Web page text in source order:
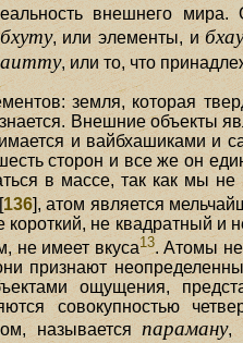
внешнего
бхуту, или элементы, и
, или то, что
земля, которая
Внешние объекты
и вайбхашиками и
сторон и все же он
в массе, так как мы
136], атом является
не квадратный
не имеет вкуса13. Атомы не
признают
ощущения,
совокупностью
называется параману,